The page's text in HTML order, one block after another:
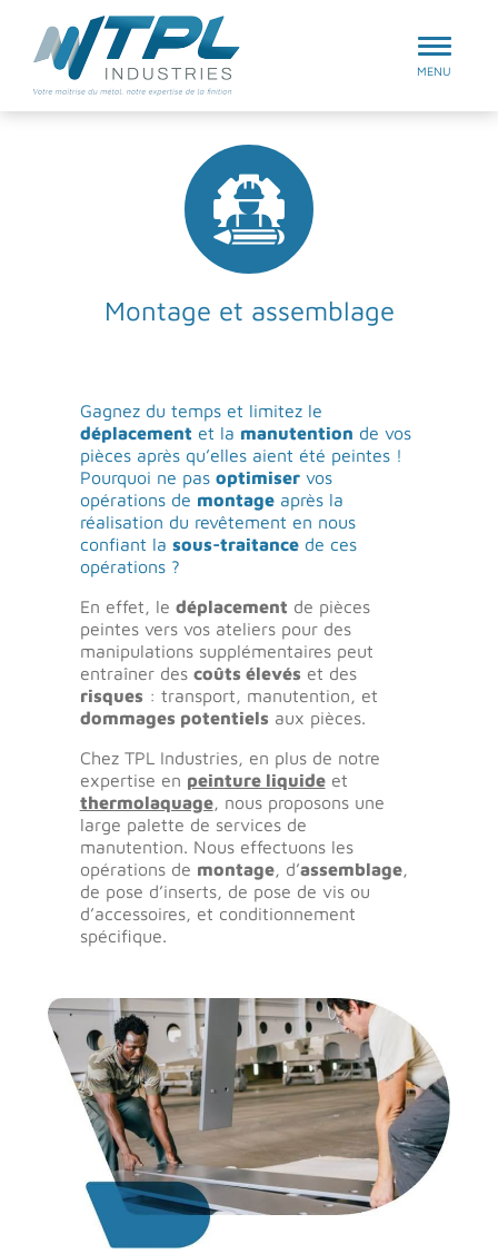
TPL Industries
MENU
Montage et assemblage
Gagnez du temps et limitez le
déplacement et la manutention de vos
pièces après qu’elles aient été peintes !
Pourquoi ne pas optimiservos
opérations de montageaprès la
réalisation du revêtement en nous
confiant la sous-traitancede ces
opérations ?
En effet, le déplacement de pièces
peintes vers vos ateliers pour des
manipulations supplémentaires peut
entraîner des coûts élevés et des
risques : transport, manutention, et
dommages potentiels aux pièces.
Chez TPL Industries, en plus de notre
expertise en peinture liquideet
thermolaquage, nous proposons une
large palette de services de
manutention. Nous effectuons les
opérations de montage, d’assemblage,
de pose d’inserts, de pose de vis ou
d’accessoires, et conditionnement
spécifique.